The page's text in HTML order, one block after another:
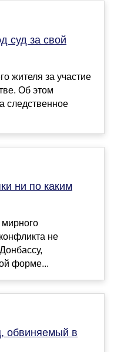
суд за свой
жителя за участие
Об этом
следственное
ни по каким
мирного
не
форме...
обвиняемый в